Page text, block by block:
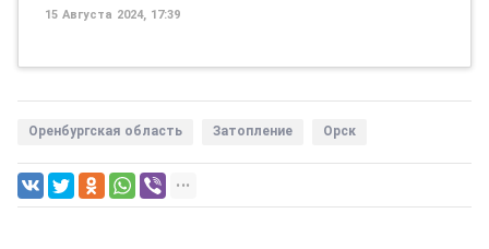
15 Августа 2024, 17:39
Оренбургская область Затопление Орск